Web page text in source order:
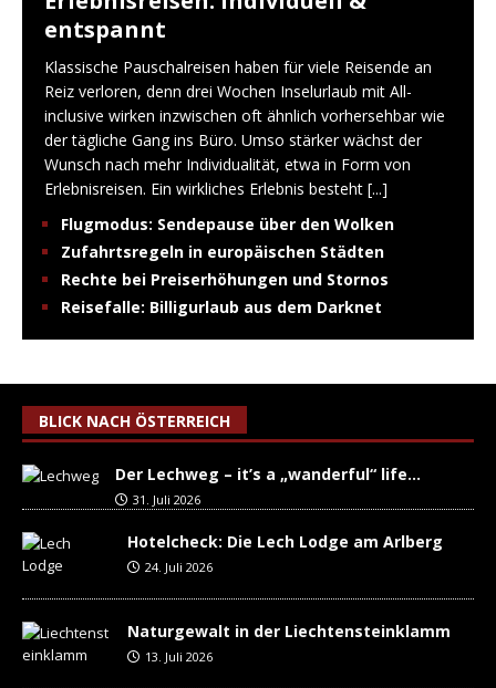
entspannt
Klassische Pauschalreisen haben für viele Reisende an
Reiz verloren, denn drei Wochen Inselurlaub mit All-
inclusive wirken inzwischen oft ähnlich vorhersehbar wie
der tägliche Gang ins Büro. Umso stärker wächst der
Wunsch nach mehr Individualität, etwa in Form von
Erlebnisreisen. Ein wirkliches Erlebnis besteht [...]
Flugmodus: Sendepause über den Wolken
Zufahrtsregeln in europäischen Städten
Rechte bei Preiserhöhungen und Stornos
Reisefalle: Billigurlaub aus dem Darknet
BLICK NACH ÖSTERREICH
Der Lechweg – it’s a „wanderful“ life…
31. Juli 2026
Hotelcheck: Die Lech Lodge am Arlberg
24. Juli 2026
Naturgewalt in der Liechtensteinklamm
13. Juli 2026